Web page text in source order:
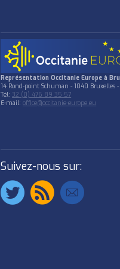
Représentation Occitanie Europe à
14 Rond-point Schuman - 1040 Bruxelles
Tél:32 (0) 476 89 35 57
E-mail:office@occitanie-europe.eu
Suivez-nous sur: